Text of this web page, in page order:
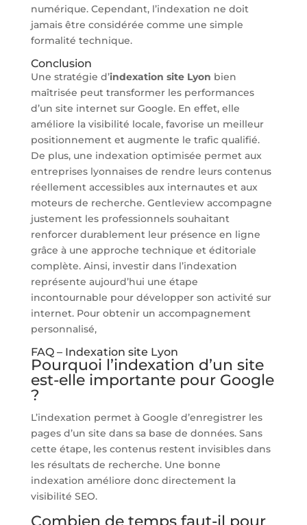
numérique. Cependant, l’indexation ne doit
jamais être considérée comme une simple
formalité technique.
Conclusion
Une stratégie d’indexation site Lyon bien
maîtrisée peut transformer les performances
d’un site internet sur Google. En effet, elle
améliore la visibilité locale, favorise un meilleur
positionnement et augmente le trafic qualifié.
De plus, une indexation optimisée permet aux
entreprises lyonnaises de rendre leurs contenus
réellement accessibles aux internautes et aux
moteurs de recherche. Gentleview accompagne
justement les professionnels souhaitant
renforcer durablement leur présence en ligne
grâce à une approche technique et éditoriale
complète. Ainsi, investir dans l’indexation
représente aujourd’hui une étape
incontournable pour développer son activité sur
internet. Pour obtenir un accompagnement
personnalisé,
FAQ – Indexation site Lyon
Pourquoi l’indexation d’un site
est-elle importante pour Google
?
L’indexation permet à Google d’enregistrer les
pages d’un site dans sa base de données. Sans
cette étape, les contenus restent invisibles dans
les résultats de recherche. Une bonne
indexation améliore donc directement la
visibilité SEO.
Combien de temps faut-il pour